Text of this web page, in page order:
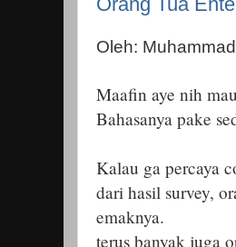
Oleh:
Maafin aye nih
Bahasanya pake
Kalau ga percaya
dari hasil survey,
emaknya.
terus banyak juga